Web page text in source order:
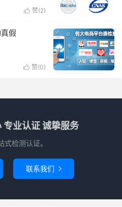
 赞(2)
假
 赞(0)
专业认证 诚挚服务
式检测认证。
联系我们 